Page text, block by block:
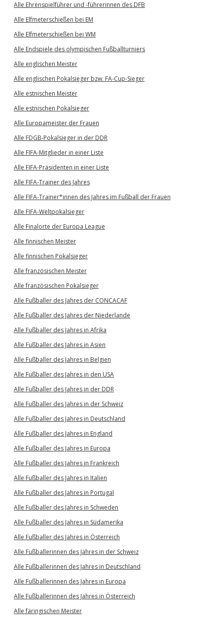
Alle Ehrenspielführer und -führerinnen des DFB
Alle Elfmeterschießen bei EM
Alle Elfmeterschießen bei WM
Alle Endspiele des olympischen Fußballturniers
Alle englischen Meister
Alle englischen Pokalsieger bzw. FA-Cup-Sieger
Alle estnischen Meister
Alle estnischen Pokalsieger
Alle Europameister der Frauen
Alle FDGB-Pokalsieger in der DDR
Alle FIFA-Mitglieder in einer Liste
Alle FIFA-Präsidenten in einer Liste
Alle FIFA-Trainer des Jahres
Alle FIFA-Trainer*innen des Jahres im Fußball der Frauen
Alle FIFA-Weltpokalsieger
Alle Finalorte der Europa League
Alle finnischen Meister
Alle finnischen Pokalsieger
Alle französischen Meister
Alle französischen Pokalsieger
Alle Fußballer des Jahres der CONCACAF
Alle Fußballer des Jahres der Niederlande
Alle Fußballer des Jahres in Afrika
Alle Fußballer des Jahres in Asien
Alle Fußballer des Jahres in Belgien
Alle Fußballer des Jahres in den USA
Alle Fußballer des Jahres in der DDR
Alle Fußballer des Jahres in der Schweiz
Alle Fußballer des Jahres in Deutschland
Alle Fußballer des Jahres in England
Alle Fußballer des Jahres in Europa
Alle Fußballer des Jahres in Frankreich
Alle Fußballer des Jahres in Italien
Alle Fußballer des Jahres in Portugal
Alle Fußballer des Jahres in Schweden
Alle Fußballer des Jahres in Südamerika
Alle Fußballer des Jahres in Österreich
Alle Fußballerinnen des Jahres in der Schweiz
Alle Fußballerinnen des Jahres in Deutschland
Alle Fußballerinnen des Jahres in Europa
Alle Fußballerinnen des Jahres in Österreich
Alle färingischen Meister